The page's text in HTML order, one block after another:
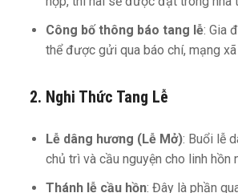
Công bố thông báo tang lễ: Gia
thể được gửi qua báo chí, mạng
2. Nghi Thức Tang Lễ
Lễ dâng hương (Lễ Mở): Buổi lễ
chủ trì và cầu nguyện cho linh
Thánh lễ cầu hồn: Đây là phần